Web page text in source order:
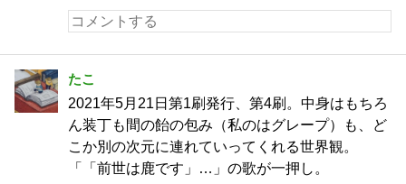
たこ
2021年5月21日第1刷発行、第4刷。中身はもちろ
ん装丁も間の飴の包み（私のはグレープ）も、ど
こか別の次元に連れていってくれる世界観。
「「前世は鹿です」…」の歌が一押し。